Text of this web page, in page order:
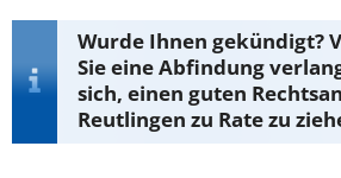
Wurde Ihnen gekündigt?
Sie eine Abfindung
sich, einen guten
Reutlingen zu Rate zu